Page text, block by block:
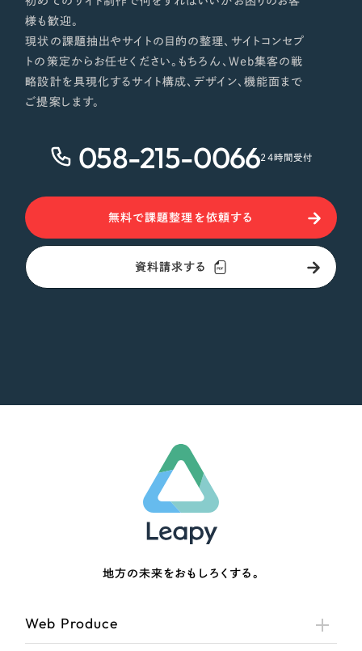
様も歓迎。
現状の課題抽出やサイトの目的の整理、サイトコンセプ
トの策定からお任せください。もちろん、Web集客の戦
略設計を具現化するサイト構成、デザイン、機能面まで
ご提案します。
058-215-006624時間受付
無料で課題整理を依頼する
資料請求する
地方の未来をおもしろくする。
Web Produce